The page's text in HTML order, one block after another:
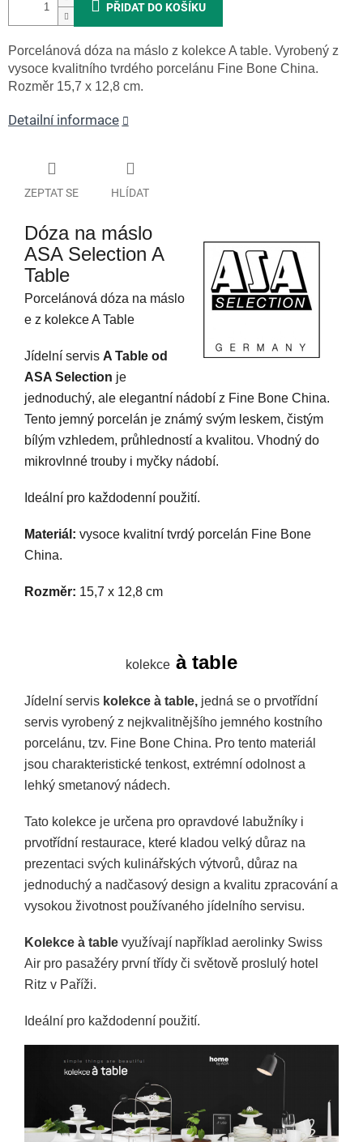
PŘIDAT DO KOŠÍKU
Porcelánová dóza na máslo z kolekce A table. Vyrobený z
vysoce kvalitního tvrdého porcelánu Fine Bone China.
Rozměr 15,7 x 12,8 cm.
Detailní informace
ZEPTAT SE HLÍDAT
Dóza na máslo
ASA Selection A
Table
Porcelánová dóza na máslo
e z kolekce A Table
Jídelní servis A Table od
ASA Selection je
jednoduchý, ale elegantní nádobí z Fine Bone China.
Tento jemný porcelán je známý svým leskem, čistým
bílým vzhledem, průhledností a kvalitou. Vhodný do
mikrovlnné trouby i myčky nádobí.
Ideální pro každodenní použití.
Materiál: vysoce kvalitní tvrdý porcelán Fine Bone
China.
Rozměr: 15,7 x 12,8 cm
kolekce à table
Jídelní servis kolekce à table, jedná se o prvotřídní
servis vyrobený z nejkvalitnějšího jemného kostního
porcelánu, tzv. Fine Bone China. Pro tento materiál
jsou charakteristické tenkost, extrémní odolnost a
lehký smetanový nádech.
Tato kolekce je určena pro opravdové labužníky i
prvotřídní restaurace, které kladou velký důraz na
prezentaci svých kulinářských výtvorů, důraz na
jednoduchý a nadčasový design a kvalitu zpracování a
vysokou životnost používaného jídelního servisu.
Kolekce à table využívají například aerolinky Swiss
Air pro pasažéry první třídy či světově proslulý hotel
Ritz v Paříži.
Ideální pro každodenní použití.